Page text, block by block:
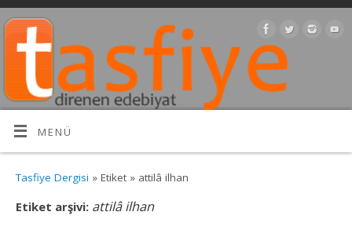
MENÜ
Tasfiye Dergisi » Etiket » attilâ ilhan
Etiket arşivi: attilâ ilhan